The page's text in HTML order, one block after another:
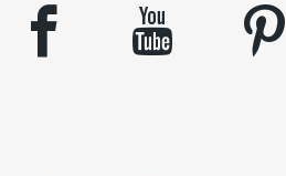
facebook youtube pinterest